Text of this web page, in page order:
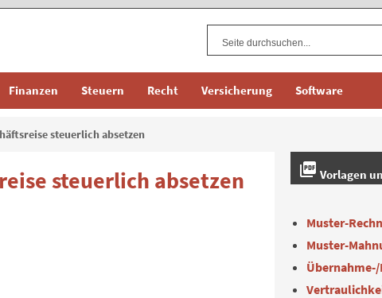
Finanzen Steuern Recht Versicherung Software
steuerlich absetzen
steuerlich absetzen picture_as_pdf Vorlagen
Muster-
Muster-